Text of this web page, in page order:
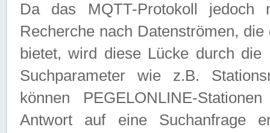
Da das MQTT-Protokoll jedoch
Recherche nach Datenströmen,
bietet, wird diese Lücke durch die
Suchparameter wie z.B.
können PEGELONLINE-
Antwort auf eine Suchanfrage